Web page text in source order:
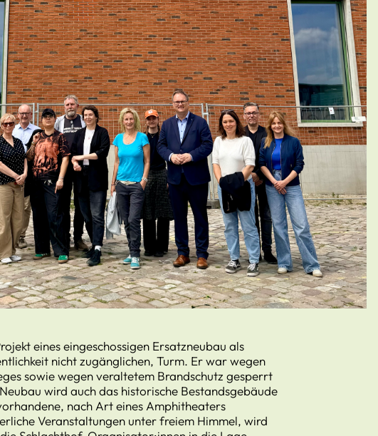
eines eingeschossigen Ersatzneubau als
nicht zugänglichen, Turm. Er war wegen
sowie wegen veraltetem Brandschutz gesperrt
wird auch das historische Bestandsgebäude
nach Art eines Amphitheaters
Veranstaltungen unter freiem Himmel, wird